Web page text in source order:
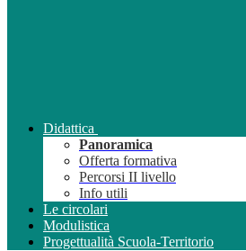
Didattica
Panoramica
Offerta formativa
Percorsi II livello
Info utili
Le circolari
Modulistica
Progettualità Scuola-Territorio